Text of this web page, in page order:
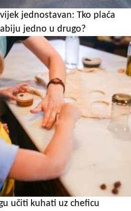
jednostavan: Tko plaća
jedno u drugo?
učiti kuhati uz cheficu